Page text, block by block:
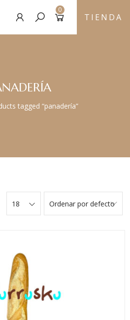
0
TIENDA
tagged “panadería”
Ordenar por defecto
18